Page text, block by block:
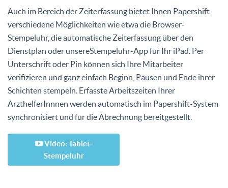
Auch im Bereich der Zeiterfassung bietet Ihnen Papershift
verschiedene Möglichkeiten wie etwa die Browser-
Stempeluhr, die automatische Zeiterfassung über den
Dienstplan oder unsereStempeluhr-App für Ihr iPad. Per
Unterschrift oder Pin können sich Ihre Mitarbeiter
verifizieren und ganz einfach Beginn, Pausen und Ende ihrer
Schichten stempeln. Erfasste Arbeitszeiten Ihrer
ArzthelferInnnen werden automatisch im Papershift-System
synchronisiert und für die Abrechnung bereitgestellt.
Video: Tablet-
Stempeluhr